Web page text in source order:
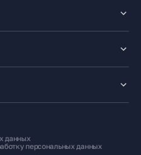
данных
персональных данных